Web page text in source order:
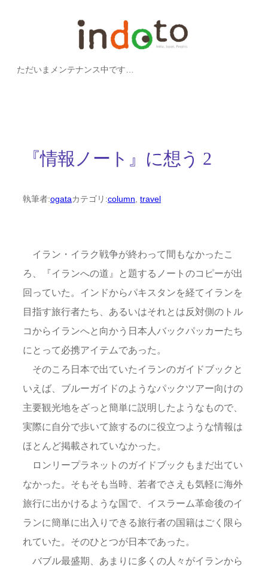
ただいまメンテナンス中です…
『情報ノート』に想う 2
執筆者:ogataカテゴリ:column travel
イラン・イラク戦争が終わって間もなかったこ
ろ、『イランへの道』と題するノートのコピーが出
回っていた。インドからパキスタンを経てイランを
目指す旅行者たち、あるいはそれとは反対側のトル
コからイランへと向かう日本人バックパッカーたち
にとって必携アイテムであった。
そのころ日本で出ていたイランのガイドブックと
いえば、ブルーガイドのようなパックツアー向けの
主要観光地をざっと簡単に説明したようなもので、
実際に自分で歩いて旅するのに役立つような情報は
ほとんど掲載されていなかった。
ロンリープラネットのガイドブックもまだ出てい
なかった。そもそも当時、若者でさえも気軽に海外
旅行に出かけるような国で、イスラーム革命後のイ
ランに簡単に出入りできる旅行者の国籍はごく限ら
れていた。そのひとつが日本であった。
バブル最盛期、あまりに多くの人々がイランから